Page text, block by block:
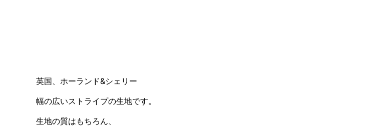
英国、ホーランド&シェリー
幅の広いストライプの生地です。
生地の質はもちろん、